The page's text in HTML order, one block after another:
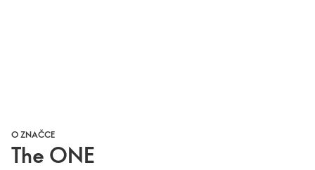
O ZNAČCE
The ONE